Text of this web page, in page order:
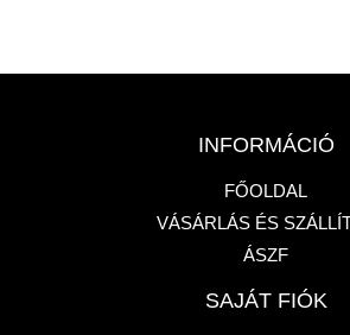
INFORMÁCIÓ
FŐOLDAL
VÁSÁRLÁS ÉS
ÁSZF
SAJÁT FIÓK